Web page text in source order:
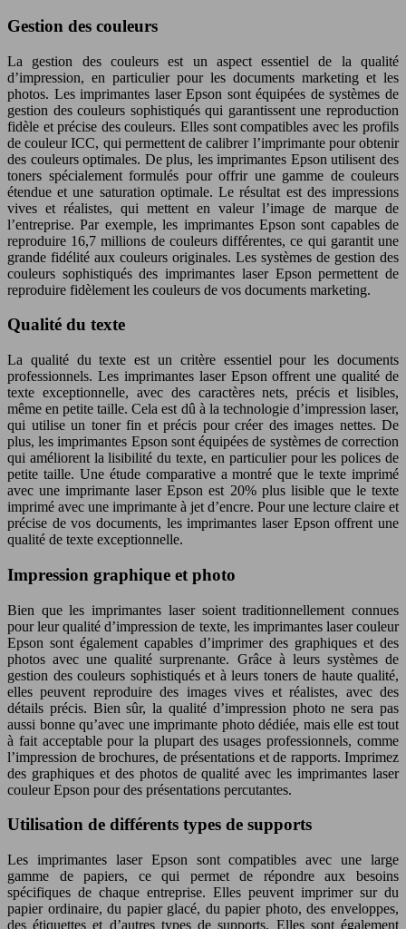
Gestion des couleurs
La gestion des couleurs est un aspect essentiel de la qualité
d’impression, en particulier pour les documents marketing et les
photos. Les imprimantes laser Epson sont équipées de systèmes de
gestion des couleurs sophistiqués qui garantissent une reproduction
fidèle et précise des couleurs. Elles sont compatibles avec les profils
de couleur ICC, qui permettent de calibrer l’imprimante pour obtenir
des couleurs optimales. De plus, les imprimantes Epson utilisent des
toners spécialement formulés pour offrir une gamme de couleurs
étendue et une saturation optimale. Le résultat est des impressions
vives et réalistes, qui mettent en valeur l’image de marque de
l’entreprise. Par exemple, les imprimantes Epson sont capables de
reproduire 16,7 millions de couleurs différentes, ce qui garantit une
grande fidélité aux couleurs originales. Les systèmes de gestion des
couleurs sophistiqués des imprimantes laser Epson permettent de
reproduire fidèlement les couleurs de vos documents marketing.
Qualité du texte
La qualité du texte est un critère essentiel pour les documents
professionnels. Les imprimantes laser Epson offrent une qualité de
texte exceptionnelle, avec des caractères nets, précis et lisibles,
même en petite taille. Cela est dû à la technologie d’impression laser,
qui utilise un toner fin et précis pour créer des images nettes. De
plus, les imprimantes Epson sont équipées de systèmes de correction
qui améliorent la lisibilité du texte, en particulier pour les polices de
petite taille. Une étude comparative a montré que le texte imprimé
avec une imprimante laser Epson est 20% plus lisible que le texte
imprimé avec une imprimante à jet d’encre. Pour une lecture claire et
précise de vos documents, les imprimantes laser Epson offrent une
qualité de texte exceptionnelle.
Impression graphique et photo
Bien que les imprimantes laser soient traditionnellement connues
pour leur qualité d’impression de texte, les imprimantes laser couleur
Epson sont également capables d’imprimer des graphiques et des
photos avec une qualité surprenante. Grâce à leurs systèmes de
gestion des couleurs sophistiqués et à leurs toners de haute qualité,
elles peuvent reproduire des images vives et réalistes, avec des
détails précis. Bien sûr, la qualité d’impression photo ne sera pas
aussi bonne qu’avec une imprimante photo dédiée, mais elle est tout
à fait acceptable pour la plupart des usages professionnels, comme
l’impression de brochures, de présentations et de rapports. Imprimez
des graphiques et des photos de qualité avec les imprimantes laser
couleur Epson pour des présentations percutantes.
Utilisation de différents types de supports
Les imprimantes laser Epson sont compatibles avec une large
gamme de papiers, ce qui permet de répondre aux besoins
spécifiques de chaque entreprise. Elles peuvent imprimer sur du
papier ordinaire, du papier glacé, du papier photo, des enveloppes,
des étiquettes et d’autres types de supports. Elles sont également